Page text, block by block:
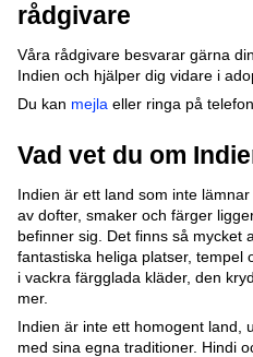
rådgivare
Våra rådgivare besvarar gärna
Indien och hjälper dig vidare i
Du kan mejla eller ringa på
Vad vet du om
Indien är ett land som inte
av dofter, smaker och färger
befinner sig. Det finns så mycket
fantastiska heliga platser, tempel
i vackra färgglada kläder, den
mer.
Indien är inte ett homogent land,
med sina egna traditioner. Hindi